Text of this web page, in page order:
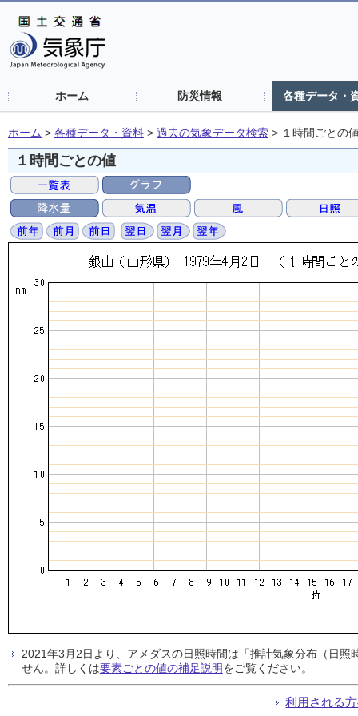
ホーム 防災情報 各種データ・
ホーム > 各種データ・資料 > 過去の気象データ検索 > １時間ごとの
１時間ごとの値
2021年3月2日より、アメダスの日照時間は「推計気象分布（日
せん。詳しくは要素ごとの値の補足説明をご覧ください。
利用される